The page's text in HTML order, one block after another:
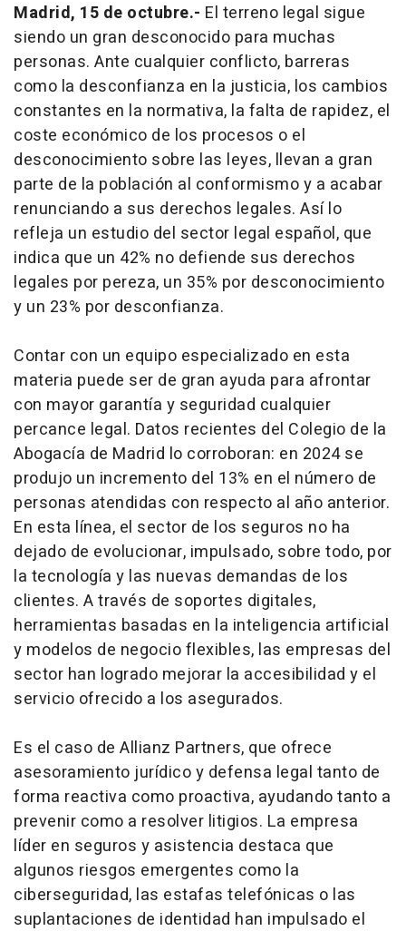
Madrid, 15 de octubre.- El terreno legal sigue
siendo un gran desconocido para muchas
personas. Ante cualquier conflicto, barreras
como la desconfianza en la justicia, los cambios
constantes en la normativa, la falta de rapidez, el
coste económico de los procesos o el
desconocimiento sobre las leyes, llevan a gran
parte de la población al conformismo y a acabar
renunciando a sus derechos legales. Así lo
refleja un estudio del sector legal español, que
indica que un 42% no defiende sus derechos
legales por pereza, un 35% por desconocimiento
y un 23% por desconfianza.
Contar con un equipo especializado en esta
materia puede ser de gran ayuda para afrontar
con mayor garantía y seguridad cualquier
percance legal. Datos recientes del Colegio de la
Abogacía de Madrid lo corroboran: en 2024 se
produjo un incremento del 13% en el número de
personas atendidas con respecto al año anterior.
En esta línea, el sector de los seguros no ha
dejado de evolucionar, impulsado, sobre todo, por
la tecnología y las nuevas demandas de los
clientes. A través de soportes digitales,
herramientas basadas en la inteligencia artificial
y modelos de negocio flexibles, las empresas del
sector han logrado mejorar la accesibilidad y el
servicio ofrecido a los asegurados.
Es el caso de Allianz Partners, que ofrece
asesoramiento jurídico y defensa legal tanto de
forma reactiva como proactiva, ayudando tanto a
prevenir como a resolver litigios. La empresa
líder en seguros y asistencia destaca que
algunos riesgos emergentes como la
ciberseguridad, las estafas telefónicas o las
suplantaciones de identidad han impulsado el